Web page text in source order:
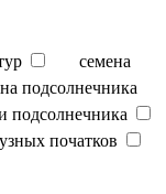
семена
подсолнечника
подсолнечника
початков